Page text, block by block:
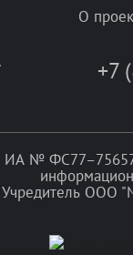
О
+7
ИА №
Учредитель ООО